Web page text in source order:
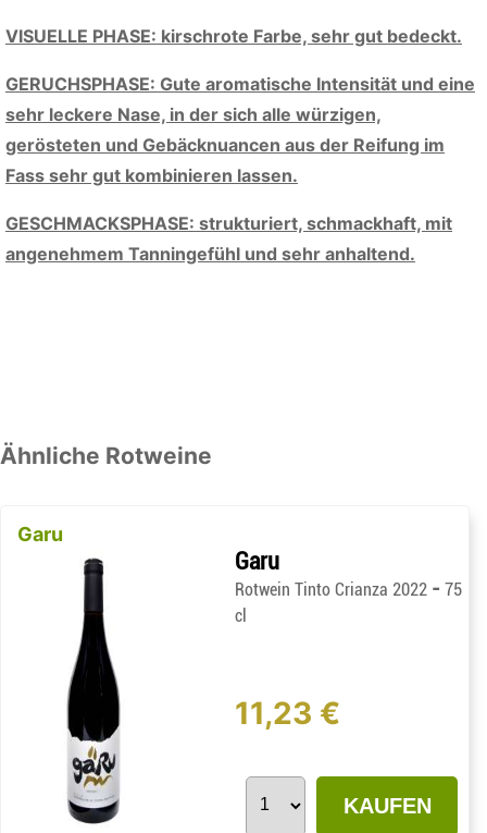
VISUELLE PHASE: kirschrote Farbe, sehr gut bedeckt.
GERUCHSPHASE: Gute aromatische Intensität und eine
sehr leckere Nase, in der sich alle würzigen,
gerösteten und Gebäcknuancen aus der Reifung im
Fass sehr gut kombinieren lassen.
GESCHMACKSPHASE: strukturiert, schmackhaft, mit
angenehmem Tanningefühl und sehr anhaltend.
Ähnliche Rotweine
Garu
Garu
Rotwein Tinto Crianza 2022 -75
cl
11,23 €
KAUFEN